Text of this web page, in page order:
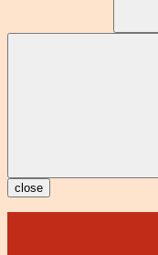
close